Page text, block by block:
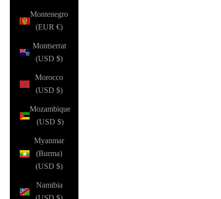
Montenegro
(EUR €)
Montserrat
(USD $)
Morocco
(USD $)
Mozambique
(USD $)
Myanmar
(Burma)
(USD $)
Namibia